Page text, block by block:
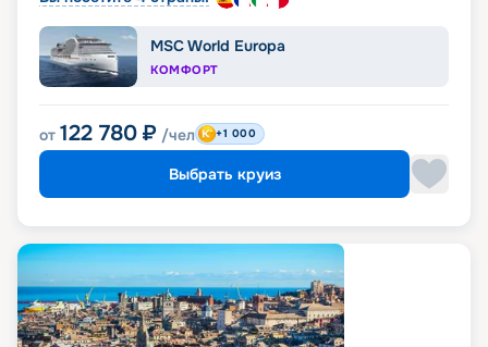
MSC World Europa
КОМФОРТ
от 122 780 ₽ /чел +1 000
Выбрать круиз